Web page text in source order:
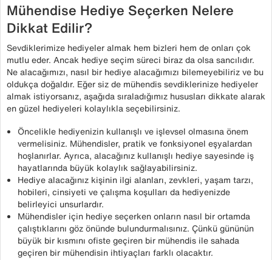
Mühendise Hediye Seçerken Nelere
Dikkat Edilir?
Sevdiklerimize hediyeler almak hem bizleri hem de onları çok
mutlu eder. Ancak hediye seçim süreci biraz da olsa sancılıdır.
Ne alacağımızı, nasıl bir hediye alacağımızı bilemeyebiliriz ve bu
oldukça doğaldır. Eğer siz de mühendis sevdiklerinize hediyeler
almak istiyorsanız, aşağıda sıraladığımız hususları dikkate alarak
en güzel hediyeleri kolaylıkla seçebilirsiniz.
Öncelikle hediyenizin kullanışlı ve işlevsel olmasına önem
vermelisiniz. Mühendisler, pratik ve fonksiyonel eşyalardan
hoşlanırlar. Ayrıca, alacağınız kullanışlı hediye sayesinde iş
hayatlarında büyük kolaylık sağlayabilirsiniz.
Hediye alacağınız kişinin ilgi alanları, zevkleri, yaşam tarzı,
hobileri, cinsiyeti ve çalışma koşulları da hediyenizde
belirleyici unsurlardır.
Mühendisler için hediye seçerken onların nasıl bir ortamda
çalıştıklarını göz önünde bulundurmalısınız. Çünkü gününün
büyük bir kısmını ofiste geçiren bir mühendis ile sahada
geçiren bir mühendisin ihtiyaçları farklı olacaktır.